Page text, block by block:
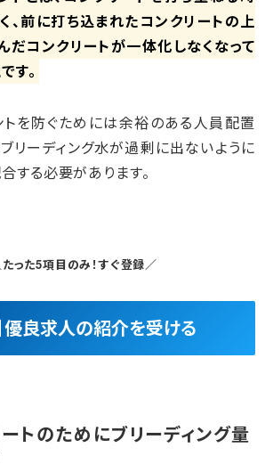
、前に打ち込まれたコンクリートの上
だコンクリートが一体化しなくなって
す。
トを防ぐためには余裕のある人員配置
リーディング水が過剰に出ないように
する必要があります。
った5項目のみ！すぐ登録／
優良求人の紹介を受ける
トのためにブリーディング量